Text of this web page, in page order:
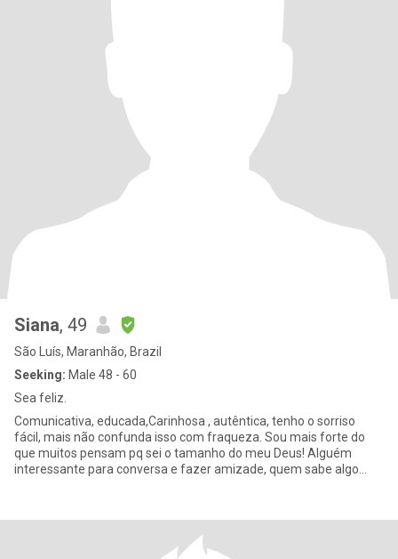
Siana, 49
São Luís, Maranhão, Brazil
Seeking: Male 48 - 60
Sea feliz.
Comunicativa, educada,Carinhosa , autêntica, tenho o sorriso
fácil, mais não confunda isso com fraqueza. Sou mais forte do
que muitos pensam pq sei o tamanho do meu Deus! Alguém
interessante para conversa e fazer amizade, quem sabe algo